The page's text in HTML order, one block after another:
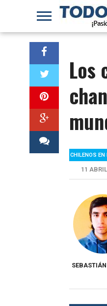
Los
CHILENOS EN
11